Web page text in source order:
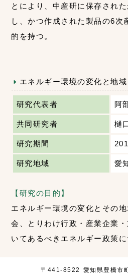
とにより、中産研に保存され
し、かつ作成された製品の6
的を持つ。
エネルギー環境の変化と地域
研究代表者 阿
共同研究者 樋
研究期間
研究地域 愛
【研究の目的】
エネルギー環境の変化とその
会、とりわけ行政・産業企業
いてあるべきエネルギー政策に
〒441-8522 愛知県豊橋市